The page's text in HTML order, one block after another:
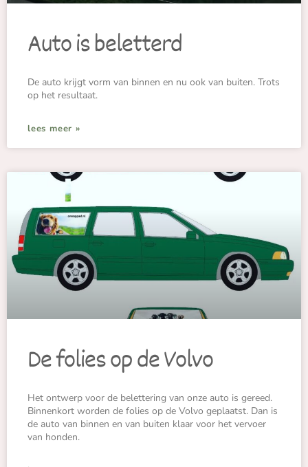
Auto is beletterd
De auto krijgt vorm van binnen en nu ook van buiten. Trots
op het resultaat.
lees meer »
De folies op de Volvo
Het ontwerp voor de belettering van onze auto is gereed.
Binnenkort worden de folies op de Volvo geplaatst. Dan is
de auto van binnen en van buiten klaar voor het vervoer
van honden.